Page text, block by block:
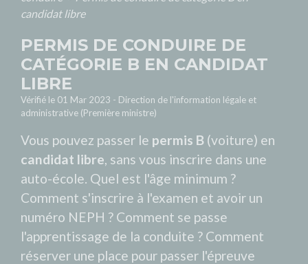
candidat libre
PERMIS DE CONDUIRE DE
CATÉGORIE B EN CANDIDAT
LIBRE
Vérifié le 01 Mar 2023 - Direction de l'information légale et
administrative (Première ministre)
Vous pouvez passer le permis B (voiture) en
candidat libre , sans vous inscrire dans une
auto-école. Quel est l'âge minimum ?
Comment s'inscrire à l'examen et avoir un
numéro NEPH ? Comment se passe
l'apprentissage de la conduite ? Comment
réserver une place pour passer l'épreuve